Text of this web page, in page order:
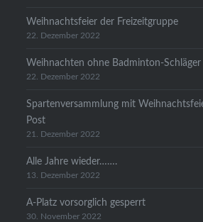
Weihnachtsfeier der Freizeitgruppe
22. Dezember 2022
Weihnachten ohne Badminton-Schläger
22. Dezember 2022
Spartenversammlung mit
Post
21. Dezember 2022
Alle Jahre wieder…….
13. Dezember 2022
A-Platz vorsorglich gesperrt
30. November 2022